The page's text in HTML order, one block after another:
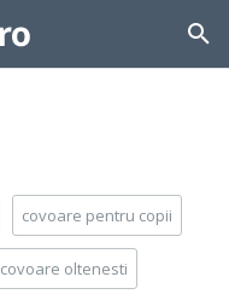
covoare pentru copii
covoare oltenesti